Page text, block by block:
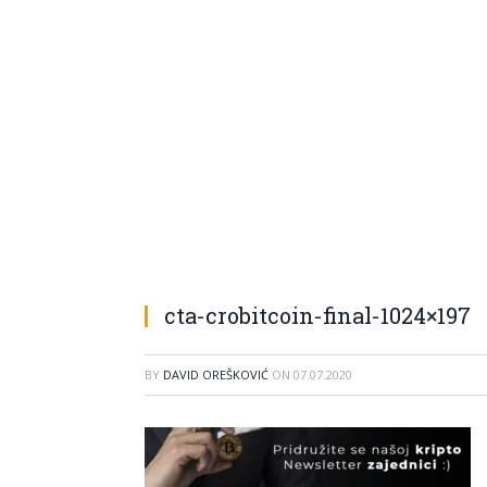
cta-crobitcoin-final-1024×197
BY DAVID OREŠKOVIĆ ON 07.07.2020